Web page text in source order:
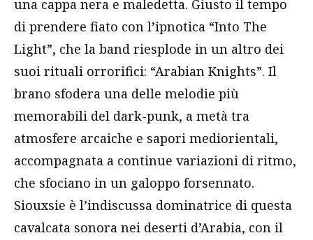
una cappa nera e maledetta. Giusto il tempo
di prendere fiato con l’ipnotica “Into The
Light”, che la band riesplode in un altro dei
suoi rituali orrorifici: “Arabian Knights”. Il
brano sfodera una delle melodie più
memorabili del dark-punk, a metà tra
atmosfere arcaiche e sapori mediorientali,
accompagnata a continue variazioni di ritmo,
che sfociano in un galoppo forsennato.
Siouxsie è l’indiscussa dominatrice di questa
cavalcata sonora nei deserti d’Arabia, con il